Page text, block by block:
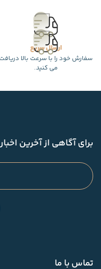
ارسال سریع
سفارش خود را با سرعت بالا دریافت
می کنید.
برای آگاهی از آخرین
تماس با ما